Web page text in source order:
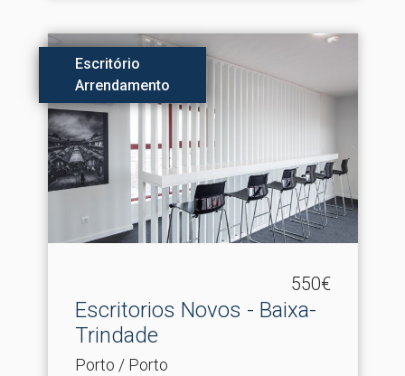
Escritório
Arrendamento
550€
Escritorios Novos - Baixa-
Trindade
Porto / Porto